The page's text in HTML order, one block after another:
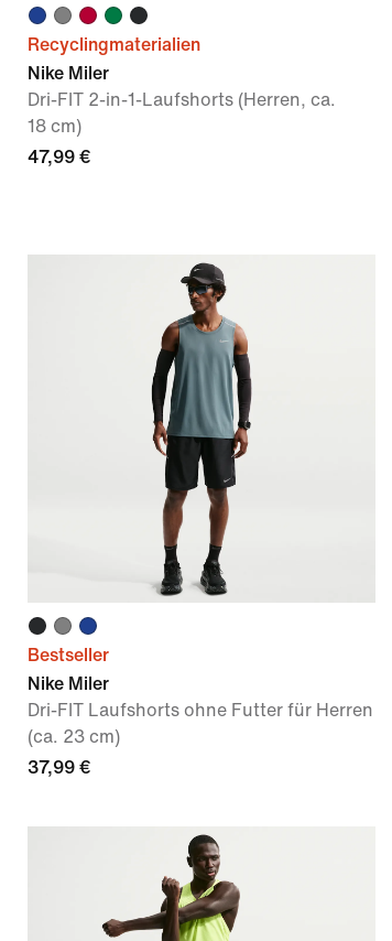
Recyclingmaterialien
Nike Miler
Dri-FIT 2-in-1-Laufshorts (Herren, ca.
18 cm)
47,99 €
Bestseller
Nike Miler
Dri-FIT Laufshorts ohne Futter für Herren
(ca. 23 cm)
37,99 €